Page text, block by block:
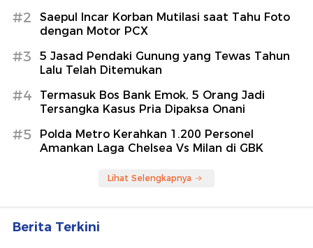
#2
Saepul Incar Korban Mutilasi saat Tahu Foto
dengan Motor PCX
#3
5 Jasad Pendaki Gunung yang Tewas Tahun
Lalu Telah Ditemukan
#4
Termasuk Bos Bank Emok, 5 Orang Jadi
Tersangka Kasus Pria Dipaksa Onani
#5
Polda Metro Kerahkan 1.200 Personel
Amankan Laga Chelsea Vs Milan di GBK
Lihat Selengkapnya
Berita Terkini